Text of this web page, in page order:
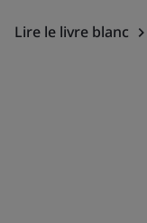
Lire le livre blanc